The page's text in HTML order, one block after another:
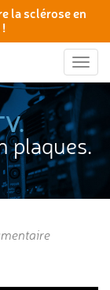
la sclérose en
plaques.